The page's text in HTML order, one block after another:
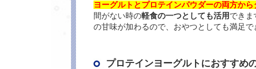
ヨーグルトとプロテインパウダーの両方か
間がない時の軽食の一つとしても活用 できま
の甘味が加わるので、おやつとしても満足
プロテインヨーグルトにおすすめ